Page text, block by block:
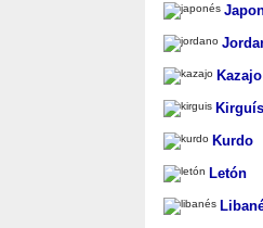
Kazajo
Kirguís
Kurdo
Letón